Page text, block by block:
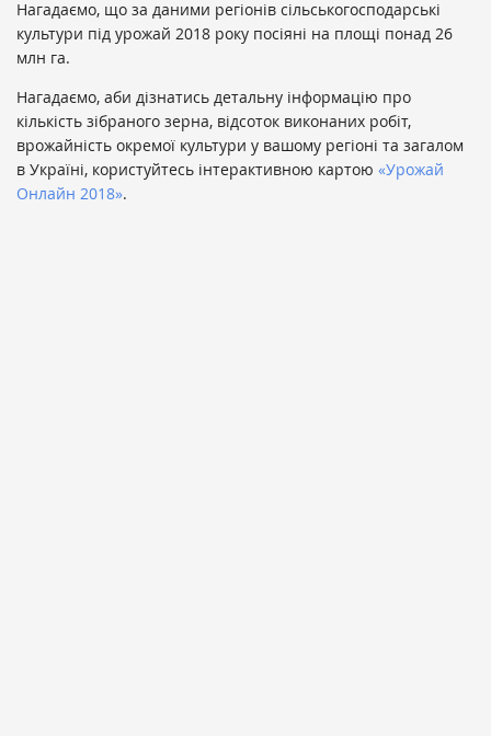
Нагадаємо, що за даними регіонів сільськогосподарські
культури під урожай 2018 року посіяні на площі понад 26
млн га.
Нагадаємо, аби дізнатись детальну інформацію про
кількість зібраного зерна, відсоток виконаних робіт,
врожайність окремої культури у вашому регіоні та загалом
в Україні, користуйтесь інтерактивною картою «Урожай
Онлайн 2018».